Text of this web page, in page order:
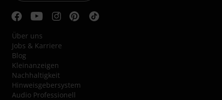
Über uns
Jobs & Karriere
Blog
Kleinanzeigen
Nachhaltigkeit
Hinweisgebersystem
Audio Professionell